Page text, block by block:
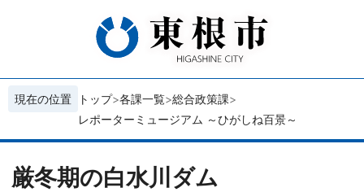
現在の位置 トップ 各課一覧 総合政策課
レポーターミュージアム ～ひがしね百景～
厳冬期の白水川ダム